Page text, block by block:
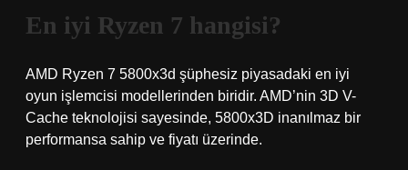
En iyi Ryzen 7 hangisi?
AMD Ryzen 7 5800x3d şüphesiz piyasadaki en iyi
oyun işlemcisi modellerinden biridir. AMD’nin 3D V-
Cache teknolojisi sayesinde, 5800x3D inanılmaz bir
performansa sahip ve fiyatı üzerinde.